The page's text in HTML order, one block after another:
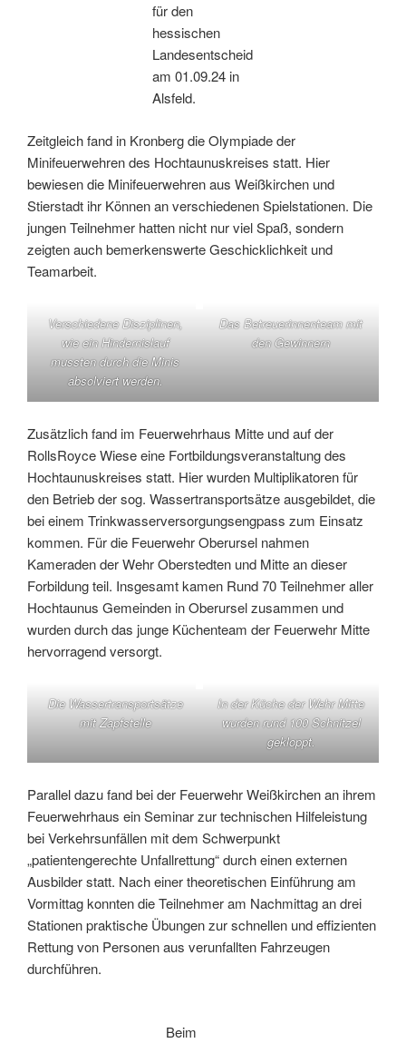
für den
hessischen
Landesentscheid
am 01.09.24 in
Alsfeld.
Zeitgleich fand in Kronberg die Olympiade der
Minifeuerwehren des Hochtaunuskreises statt. Hier
bewiesen die Minifeuerwehren aus Weißkirchen und
Stierstadt ihr Können an verschiedenen Spielstationen. Die
jungen Teilnehmer hatten nicht nur viel Spaß, sondern
zeigten auch bemerkenswerte Geschicklichkeit und
Teamarbeit.
Verschiedene Disziplinen,
wie ein Hindernislauf
mussten durch die Minis
absolviert werden.
Das Betreuerinnenteam mit
den Gewinnern
Zusätzlich fand im Feuerwehrhaus Mitte und auf der
RollsRoyce Wiese eine Fortbildungsveranstaltung des
Hochtaunuskreises statt. Hier wurden Multiplikatoren für
den Betrieb der sog. Wassertransportsätze ausgebildet, die
bei einem Trinkwasserversorgungsengpass zum Einsatz
kommen. Für die Feuerwehr Oberursel nahmen
Kameraden der Wehr Oberstedten und Mitte an dieser
Forbildung teil. Insgesamt kamen Rund 70 Teilnehmer aller
Hochtaunus Gemeinden in Oberursel zusammen und
wurden durch das junge Küchenteam der Feuerwehr Mitte
hervorragend versorgt.
Die Wassertransportsätze
mit Zapfstelle
In der Küche der Wehr Mitte
wurden rund 100 Schnitzel
gekloppt.
Parallel dazu fand bei der Feuerwehr Weißkirchen an ihrem
Feuerwehrhaus ein Seminar zur technischen Hilfeleistung
bei Verkehrsunfällen mit dem Schwerpunkt
„patientengerechte Unfallrettung“ durch einen externen
Ausbilder statt. Nach einer theoretischen Einführung am
Vormittag konnten die Teilnehmer am Nachmittag an drei
Stationen praktische Übungen zur schnellen und effizienten
Rettung von Personen aus verunfallten Fahrzeugen
durchführen.
Beim